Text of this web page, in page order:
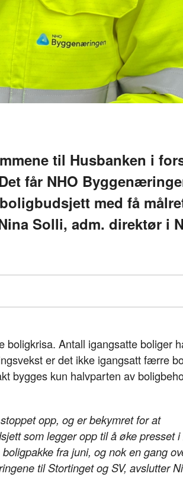
til Husbanken i
får NHO
med få
Solli, adm. direktør i
boligkrisa. Antall igangsatte boliger
er det ikke igangsatt færre
bygges kun halvparten av
opp, og erbekymret for at
som legger opp til å øke presset
fra juni, og nok en gang
til Stortinget og SV, avslutter